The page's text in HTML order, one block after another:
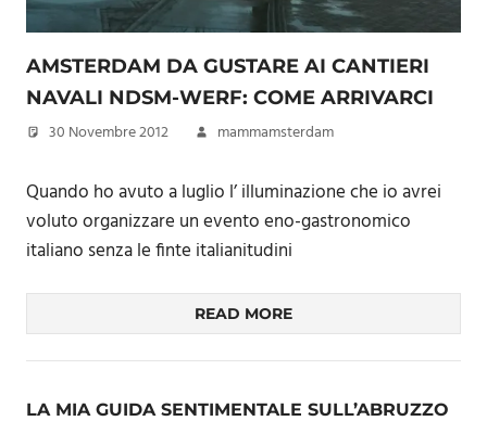
AMSTERDAM DA GUSTARE AI CANTIERI
NAVALI NDSM-WERF: COME ARRIVARCI
30 Novembre 2012 mammamsterdam
Quando ho avuto a luglio l’ illuminazione che io avrei
voluto organizzare un evento eno-gastronomico
italiano senza le finte italianitudini
READ MORE
LA MIA GUIDA SENTIMENTALE SULL’ABRUZZO